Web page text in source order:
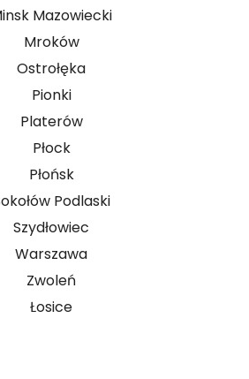
Mazowiecki
Mroków
Ostrołęka
Pionki
Platerów
Płock
Płońsk
Podlaski
Szydłowiec
Warszawa
Zwoleń
Łosice